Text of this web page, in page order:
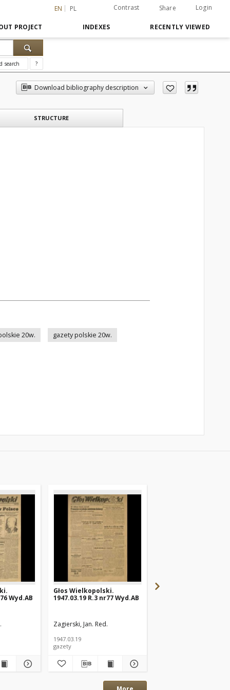
EN PL Contrast Share Login
PROJECT INDEXES RECENTLY VIEWED
search ?
Download bibliography description
STRUCTURE
20w.
gazety polskie 20w.
Wyd.AB
Głos Wielkopolski.
1947.03.19 R.3 nr77 Wyd.AB
Zagierski, Jan. Red.
1947.03.19
gazety